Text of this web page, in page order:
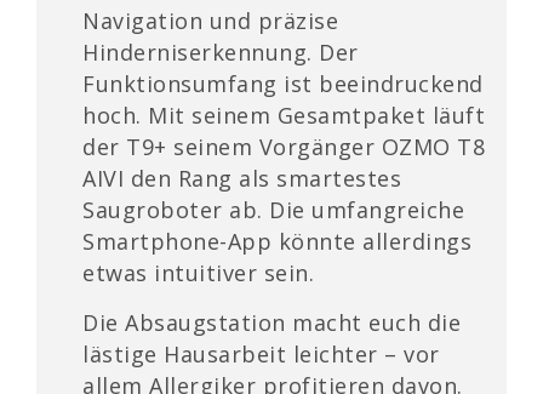
Navigation und präzise
Hinderniserkennung. Der
Funktionsumfang ist beeindruckend
hoch. Mit seinem Gesamtpaket läuft
der T9+ seinem Vorgänger OZMO T8
AIVI den Rang als smartestes
Saugroboter ab. Die umfangreiche
Smartphone-App könnte allerdings
etwas intuitiver sein.
Die Absaugstation macht euch die
lästige Hausarbeit leichter – vor
allem Allergiker profitieren davon.